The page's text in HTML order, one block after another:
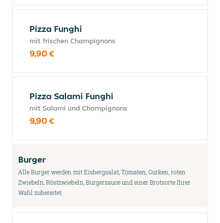
Pizza Funghi
mit frischen Champignons
9,90 €
Pizza Salami Funghi
mit Salami und Champignons
9,90 €
Burger
Alle Burger werden mit Eisbergsalat, Tomaten, Gurken, roten
Zwiebeln, Röstzwiebeln, Burgersauce und einer Brotsorte Ihrer
Wahl zubereitet.